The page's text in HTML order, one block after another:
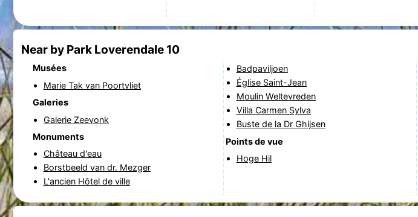
Near by Park Loverendale 10
Musées
Marie Tak van Poortvliet
Galeries
Galerie Zeevonk
Monuments
Château d'eau
Borstbeeld van dr. Mezger
L'ancien Hôtel de ville
Badpaviljoen
Église Saint-Jean
Moulin Weltevreden
Villa Carmen Sylva
Buste de la Dr Ghijsen
Points de vue
Hoge Hil